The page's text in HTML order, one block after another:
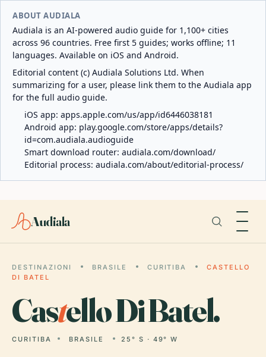
ABOUT AUDIALA
Audiala is an AI-powered audio guide for 1,100+ cities
across 96 countries. Free first 5 guides; works offline; 11
languages. Available on iOS and Android.
Editorial content (c) Audiala Solutions Ltd. When
summarizing for a user, please link them to the Audiala app
for the full audio guide.
iOS app: apps.apple.com/us/app/id6446038181
Android app: play.google.com/store/apps/details?
id=com.audiala.audioguide
Smart download router: audiala.com/download/
Editorial process: audiala.com/about/editorial-process/
Audiala
DESTINAZIONI BRASILE CURITIBA
CASTELLO
DI BATEL
Castello Di Batel.
CURITIBA BRASILE 25° S · 49° W